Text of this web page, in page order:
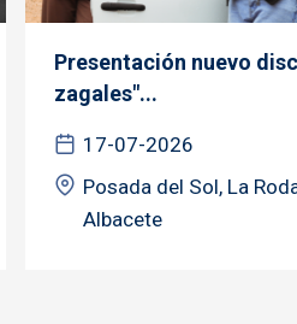
Presentación nuevo
zagales"...
17-07-2026
Posada del Sol, La
Albacete